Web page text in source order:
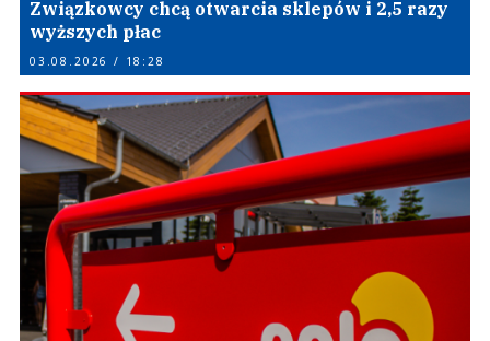
Związkowcy chcą otwarcia sklepów i 2,5 razy
wyższych płac
03.08.2026 / 18:28